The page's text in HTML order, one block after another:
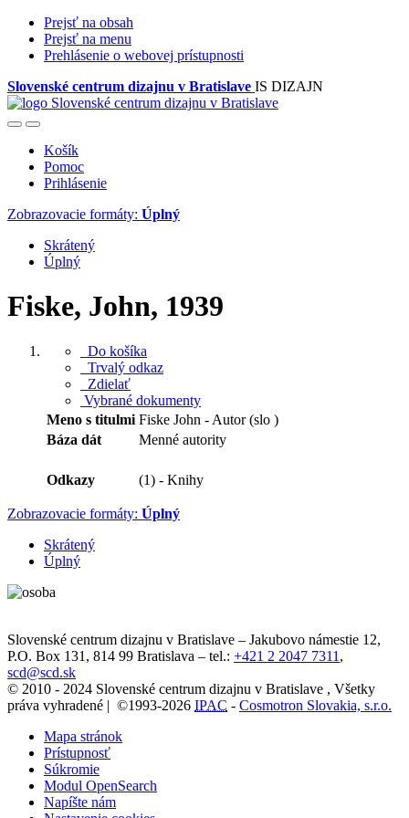
Prejsť na obsah
Prejsť na menu
Prehlásenie o webovej prístupnosti
Slovenské centrum dizajnu v Bratislave IS DIZAJN
Košík
Pomoc
Prihlásenie
Zobrazovacie formáty: Úplný
Skrátený
Úplný
Fiske, John, 1939
Do košíka
Trvalý odkaz
Zdielať
Vybrané dokumenty
Meno s titulmi Fiske John - Autor (slo )
Báza dát
Menné autority
Odkazy (1) - Knihy
Zobrazovacie formáty: Úplný
Skrátený
Úplný
Slovenské centrum dizajnu v Bratislave – Jakubovo námestie 12,
P.O. Box 131, 814 99 Bratislava – tel.: +421 2 2047 7311 ,
scd@scd.sk
© 2010 - 2024 Slovenské centrum dizajnu v Bratislave , Všetky
práva vyhradené | ©1993-2026 IPAC - Cosmotron Slovakia, s.r.o.
Mapa stránok
Prístupnosť
Súkromie
Modul OpenSearch
Napíšte nám